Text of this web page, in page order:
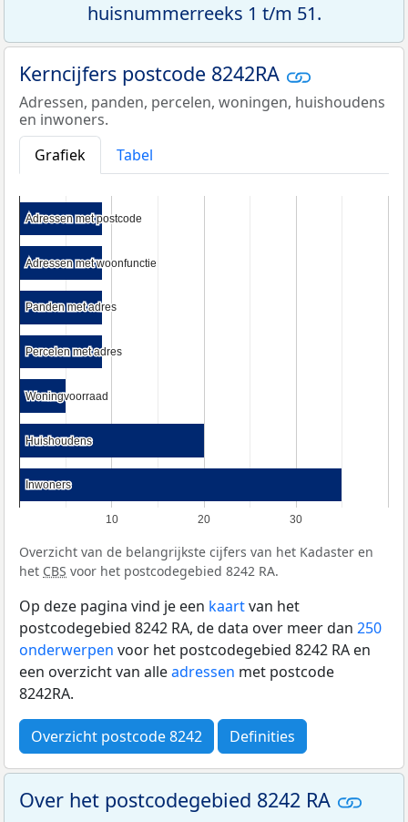
huisnummerreeks 1 t/m 51.
Kerncijfers postcode 8242RA
Adressen, panden, percelen, woningen, huishoudens
en inwoners.
Grafiek
Tabel
10 20 30
Adressen met postcode
Adressen met postcode
Adressen met woonfunctie
Adressen met woonfunctie
Panden met adres
Panden met adres
Percelen met adres
Percelen met adres
Woningvoorraad
Woningvoorraad
Huishoudens
Huishoudens
Inwoners
Inwoners
Overzicht van de belangrijkste cijfers van het Kadaster en
het CBS voor het postcodegebied 8242 RA.
Op deze pagina vind je een kaartvan het
postcodegebied 8242 RA, de data over meer dan 250
onderwerpen voor het postcodegebied 8242 RA en
een overzicht van alleadressen met postcode
8242RA.
Overzicht postcode 8242 Definities
Over het postcodegebied 8242 RA